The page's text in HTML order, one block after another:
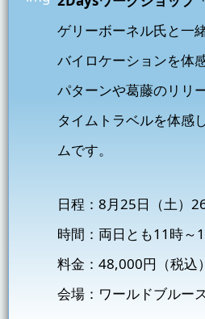
ゲリーボーネル氏と一
バイロケーションを体
パターンや葛藤のリリ
タイムトラベルを体感
ムです。
日程：8月25日（土）
時間：両日とも11時～
料金：48,000円（税込）
会場：ワールドブルー